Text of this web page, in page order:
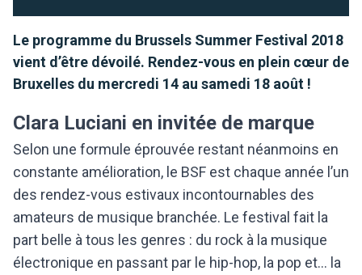
Le programme du Brussels Summer Festival 2018
vient d’être dévoilé. Rendez-vous en plein cœur de
Bruxelles du mercredi 14 au samedi 18 août !
Clara Luciani en invitée de marque
Selon une formule éprouvée restant néanmoins en
constante amélioration, le BSF est chaque année l’un
des rendez-vous estivaux incontournables des
amateurs de musique branchée. Le festival fait la
part belle à tous les genres : du rock à la musique
électronique en passant par le hip-hop, la pop et… la